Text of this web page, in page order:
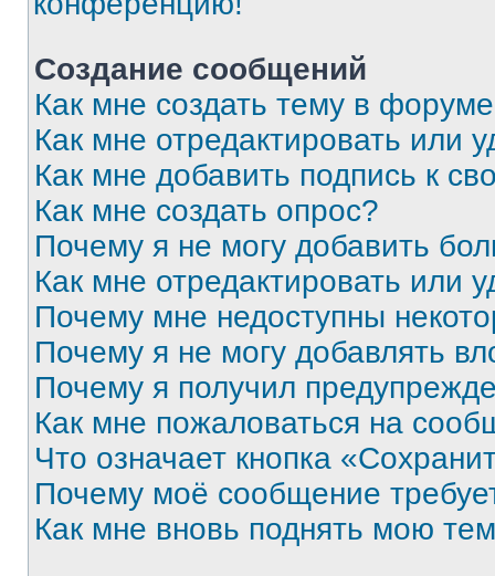
Создание сообщений
Как мне создать тему в
Как мне отредактировать или
Как мне добавить подпись к
Как мне создать опрос?
Почему я не могу добавить
Как мне отредактировать или
Почему мне недоступны
Почему я не могу добавлять
Почему я получил
Как мне пожаловаться на
Что означает кнопка
Почему моё сообщение
Как мне вновь поднять мою